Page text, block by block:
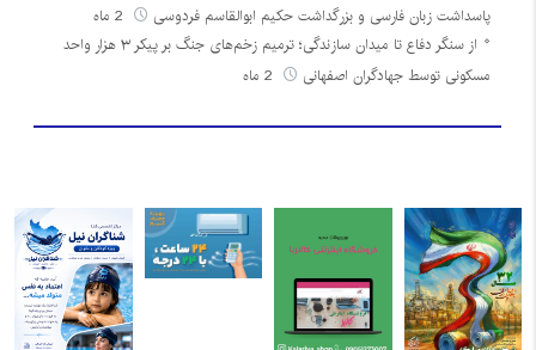
پاسداشت زبان فارسی و بزرگداشت حکیم ابوالقاسم فردوسی
از سنگر دفاع تا میدان سازندگی؛ ترمیم زخم‌های جنگ بر پیکر ۳ هزار واحد
مسکونی توسط جهادگران اصفهانی